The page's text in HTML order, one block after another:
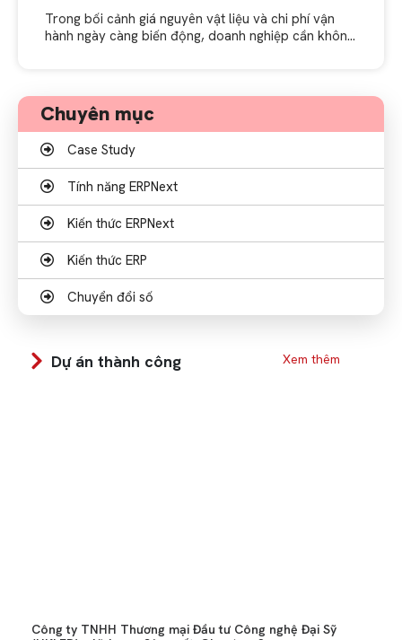
Trong bối cảnh giá nguyên vật liệu và chi phí vận
hành ngày càng biến động, doanh nghiệp cần không
Chuyên mục
Case Study
Tính năng ERPNext
Kiến thức ERPNext
Kiến thức ERP
Chuyển đổi số
Dự án thành công Xem thêm
Công ty TNHH Thương mại Đầu tư Công nghệ Đại Sỹ